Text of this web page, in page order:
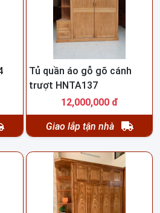
Tủ quần áo gỗ gõ cánh
trượt HNTA137
12,000,000 đ
Giao lắp tận nhà